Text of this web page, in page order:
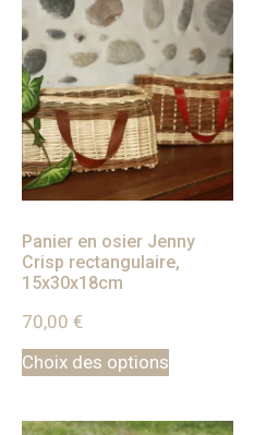
Panier en osier Jenny
Crisp rectangulaire,
15x30x18cm
70,00 €
Choix des options